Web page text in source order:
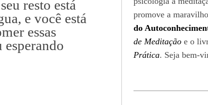
resto está
e você está
essas
esperando
promove a
do
de Meditação e o
Prática. Seja bem-